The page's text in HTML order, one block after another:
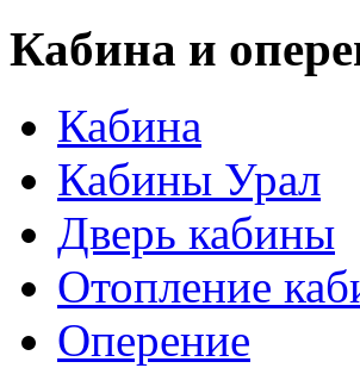
Кабина и
Кабина
Кабины Урал
Дверь кабины
Отопление
Оперение